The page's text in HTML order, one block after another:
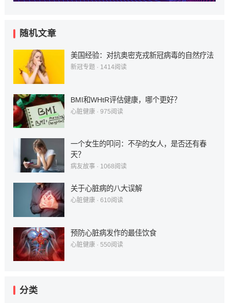
随机文章
美国经验：对抗奥密克戎新冠病毒的自然疗法
新冠专题 · 1414阅读
BMI和WHtR评估健康，哪个更好？
心脏健康· 975阅读
一个女生的叩问：不孕的女人，是否还有春
天？
病友故事· 1068阅读
关于心脏病的八大误解
心脏健康· 610阅读
预防心脏病发作的最佳饮食
心脏健康· 550阅读
分类